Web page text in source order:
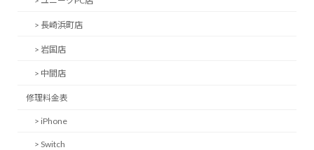
> 長崎浜町店
> 岩国店
> 中間店
修理料金表
> iPhone
> Switch